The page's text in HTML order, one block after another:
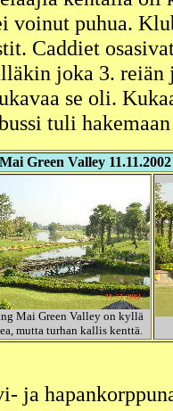
voinut puhua.
Caddiet
joka 3. reiän
se oli.
tuli
Green Valley 11.11.2002
Mai Green Valley on kyllä
mutta turhan kallis kenttä.
ja